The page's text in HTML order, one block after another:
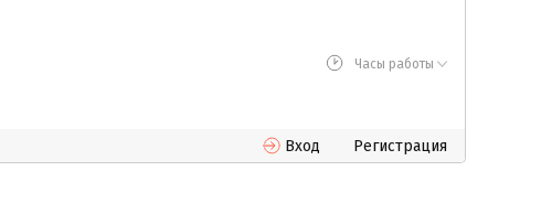
Часы работы
Вход Регистрация